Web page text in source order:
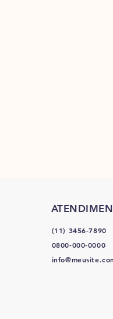
(11) 3456-7890
0800-000-0000